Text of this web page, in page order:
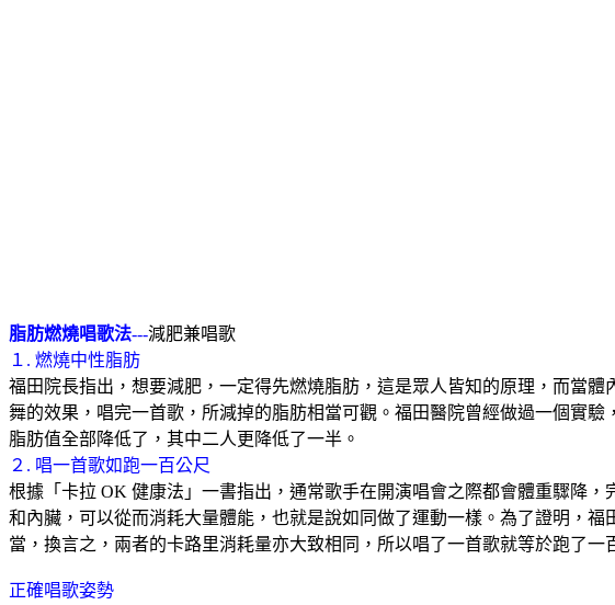
脂肪燃燒唱歌法---減肥兼唱歌
１ . 燃燒中性脂肪
福田院長指出，想要減肥，一定得先燃燒脂肪，這是眾人皆知的原理，而當
舞的效果，唱完一首歌，所減掉的脂肪相當可觀。福田醫院曾經做過一個實
脂肪值全部降低了，其中二人更降低了一半。
２ . 唱一首歌如跑一百公尺
根據「卡拉 OK 健康法」一書指出，通常歌手在開演唱會之際都會體重驟降，
和內臟，可以從而消耗大量體能，也就是說如同做了運動一樣。為了證明，
當，換言之，兩者的卡路里消耗量亦大致相同，所以唱了一首歌就等於跑了
正確唱歌姿勢